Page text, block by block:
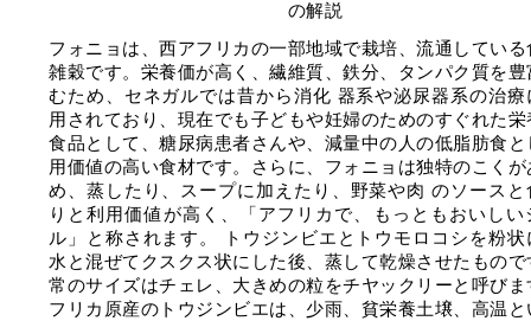
フォニョは、西アフリカの一部地域で栽培、流通してい
雑穀です。栄養価が高く、繊維質、鉄分、タンパク質を
むため、セネガルでは昔から消化 器系や泌尿器系の治療
用されており、現在でも子どもや妊婦のためのすぐれた
食品として、糖尿病患者さんや、減量中の人の低脂肪食
用価値の高い食材です。さらに、フォニョは独特のこく
め、蒸したり、スープに加えたり、野菜や肉 のソースと
りと利用価値が高く、「アフリカで、もっともおいしい
ル」と称されます。 トウジンビエとトウモロコシを粉状
水と混ぜてクスクス状にした後、蒸して乾燥させたもの
常のサイズはチェレ、大きめの粒をチヤックリーと呼び
フリカ原産のトウジンビエは、少雨、貧栄養土壌、高温